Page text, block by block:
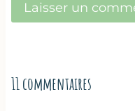
11 commentaires